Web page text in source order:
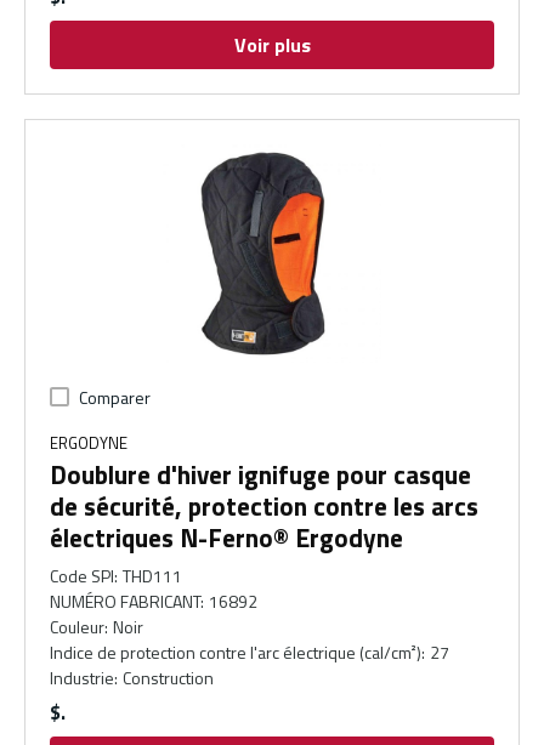
Voir plus
Comparer
ERGODYNE
Doublure d'hiver ignifuge pour casque
de sécurité, protection contre les arcs
électriques N-Ferno® Ergodyne
Code SPI: THD111
NUMÉRO FABRICANT: 16892
Couleur: Noir
Indice de protection contre l'arc électrique (cal/cm²): 27
Industrie: Construction
$